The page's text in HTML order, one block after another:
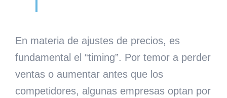
En materia de ajustes de precios, es
fundamental el “timing”. Por temor a perder
ventas o aumentar antes que los
competidores, algunas empresas optan por